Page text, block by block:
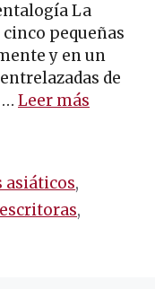
La
cinco pequeñas
y en un
de
… Leer más
asiáticos,
,